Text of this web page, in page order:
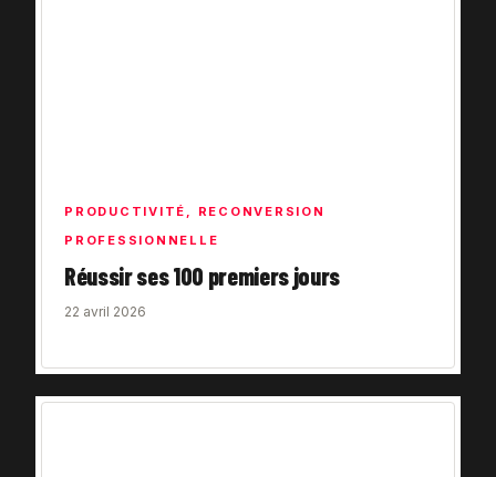
PRODUCTIVITÉ , RECONVERSION
PROFESSIONNELLE
Réussir ses 100 premiers jours
22 avril 2026